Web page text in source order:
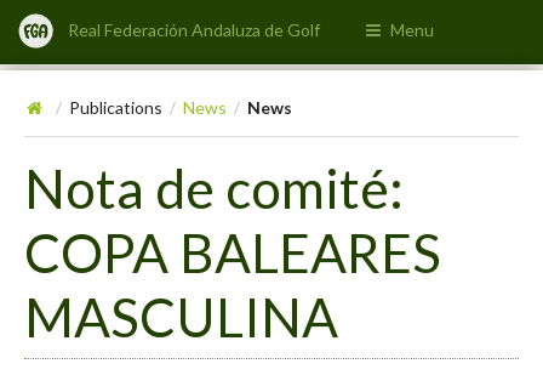
Real Federación Andaluza de Golf Menu
/ Publications / News / News
Nota de comité:
COPA BALEARES
MASCULINA